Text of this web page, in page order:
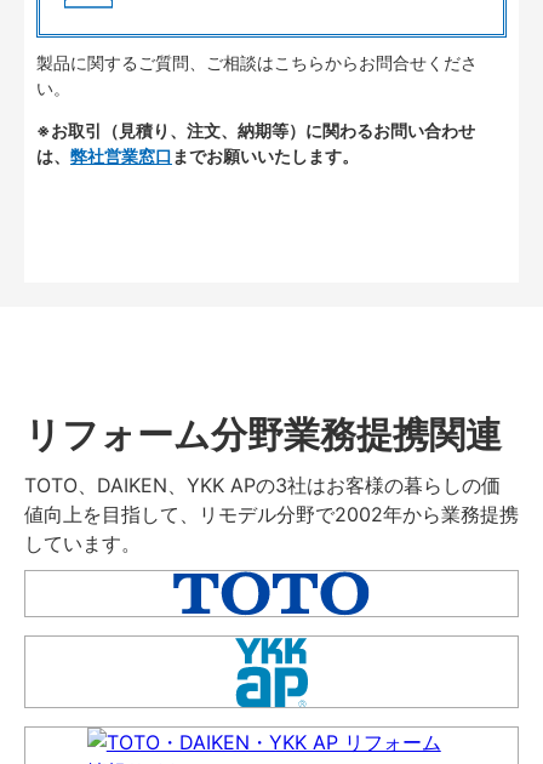
製品に関するご質問、ご相談はこちらからお問合せくださ
い。
※お取引（見積り、注文、納期等）に関わるお問い合わせ
は、 弊社営業窓口 までお願いいたします。
リフォーム分野業務提携関連
TOTO、DAIKEN、YKK APの3社はお客様の暮らしの価
値向上を目指して、リモデル分野で2002年から業務提携
しています。